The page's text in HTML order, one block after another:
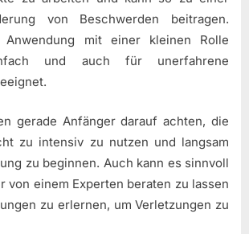
von Beschwerden beitragen.
mit einer kleinen Rolle
und auch für unerfahrene
gerade Anfänger darauf achten, die
zu intensiv zu nutzen und langsam
zu beginnen. Auch kann es sinnvoll
von einem Experten beraten zu lassen
zu erlernen, um Verletzungen zu